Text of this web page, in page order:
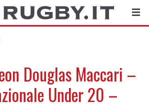
Douglas Maccari –
Under 20 –